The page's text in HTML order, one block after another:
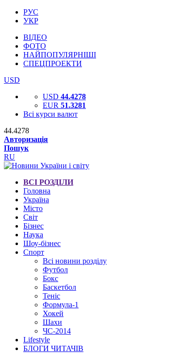
РУС
УКР
ВІДЕО
ФОТО
НАЙПОПУЛЯРНІШІ
СПЕЦПРОЕКТИ
USD
USD 44.4278
EUR 51.3281
Всі курси валют
44.4278
Авторизація
Пошук
RU
ВСІ РОЗДІЛИ
Головна
Україна
Місто
Світ
Бізнес
Наука
Шоу-бізнес
Спорт
Всі новини розділу
Футбол
Бокс
Баскетбол
Теніс
Формула-1
Хокей
Шахи
ЧС-2014
Lifestyle
БЛОГИ ЧИТАЧІВ